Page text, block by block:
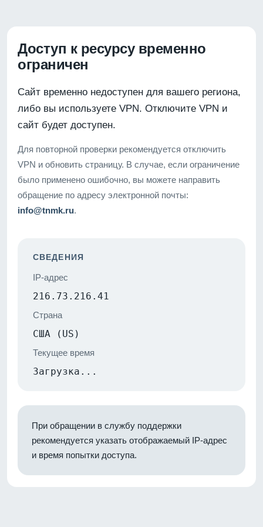
Доступ к ресурсу временно
ограничен
Сайт временно недоступен для вашего региона,
либо вы используете VPN. Отключите VPN и
сайт будет доступен.
Для повторной проверки рекомендуется отключить
VPN и обновить страницу. В случае, если ограничение
было применено ошибочно, вы можете направить
обращение по адресу электронной почты:
info@tnmk.ru.
СВЕДЕНИЯ
IP-адрес
216.73.216.41
Страна
США (US)
Текущее время
Загрузка...
При обращении в службу поддержки
рекомендуется указать отображаемый IP-адрес
и время попытки доступа.